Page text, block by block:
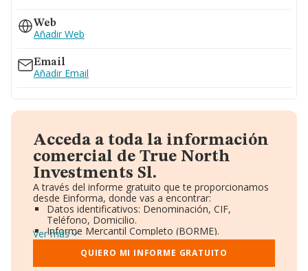
Web
Añadir Web
Email
Añadir Email
Acceda a toda la información
comercial de True North
Investments Sl.
A través del informe gratuito que te proporcionamos
desde Einforma, donde vas a encontrar:
Datos identificativos: Denominación, CIF,
Teléfono, Domicilio.
Informe Mercantil Completo (BORME).
Gráficos de Evolución Ventas y Empleados.
Consejo de Administración y Administradores.
Directivos y Ejecutivos.
Ver más
QUIERO MI INFORME GRATUITO